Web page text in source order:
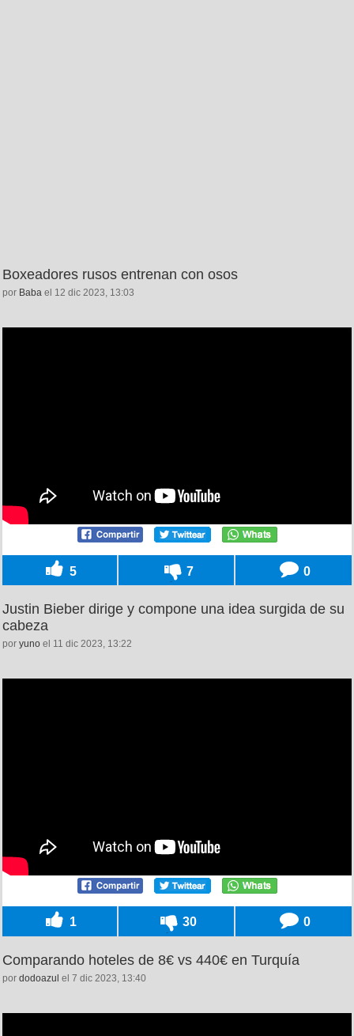
Boxeadores rusos entrenan con osos
por Baba el 12 dic 2023, 13:03
5 7 0
Justin Bieber dirige y compone una idea surgida de su
cabeza
por yuno el 11 dic 2023, 13:22
1 30 0
Comparando hoteles de 8€ vs 440€ en Turquía
por dodoazul el 7 dic 2023, 13:40